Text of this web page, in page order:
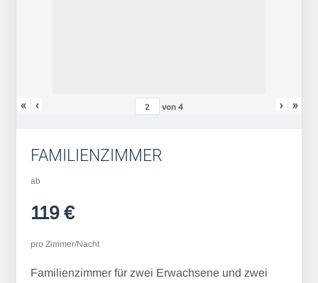
« ‹ von4 › »
FAMILIENZIMMER
ab
119 €
pro Zimmer/Nacht
Familienzimmer für zwei Erwachsene und zwei